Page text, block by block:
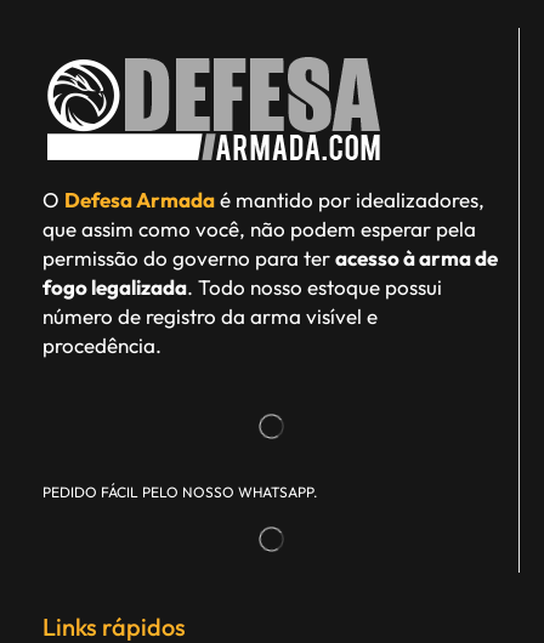
O Defesa Armadaé mantido por idealizadores,
que assim como você, não podem esperar pela
permissão do governo para teracesso à arma de
fogo legalizada. Todo nosso estoque possui
número de registro da arma visível e
procedência.
PEDIDO FÁCIL PELO NOSSO WHATSAPP.
Links rápidos